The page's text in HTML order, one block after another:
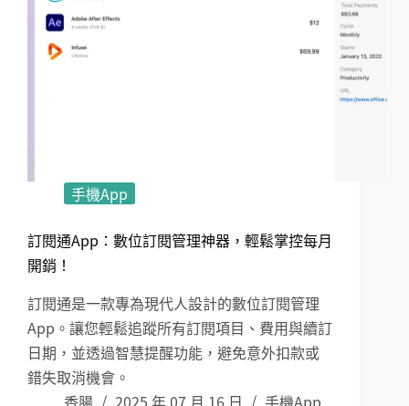
手機App
訂閱通App：數位訂閱管理神器，輕鬆掌控每月
開銷！
訂閱通是一款專為現代人設計的數位訂閱管理
App。讓您輕鬆追蹤所有訂閱項目、費用與續訂
日期，並透過智慧提醒功能，避免意外扣款或
錯失取消機會。
香腸
2025 年 07 月 16 日 手機App